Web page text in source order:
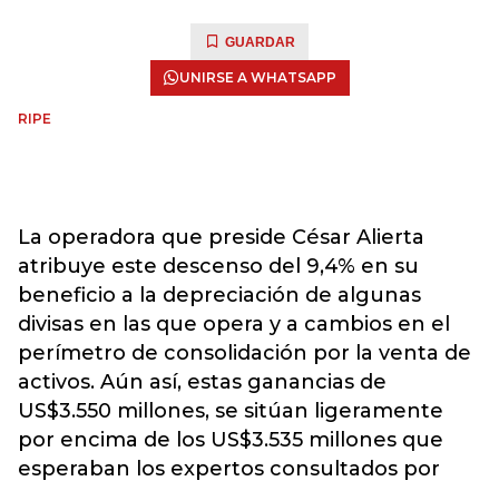
GUARDAR
UNIRSE A WHATSAPP
RIPE
La operadora que preside César Alierta
atribuye este descenso del 9,4% en su
beneficio a la depreciación de algunas
divisas en las que opera y a cambios en el
perímetro de consolidación por la venta de
activos. Aún así, estas ganancias de
US$3.550 millones, se sitúan ligeramente
por encima de los US$3.535 millones que
esperaban los expertos consultados por